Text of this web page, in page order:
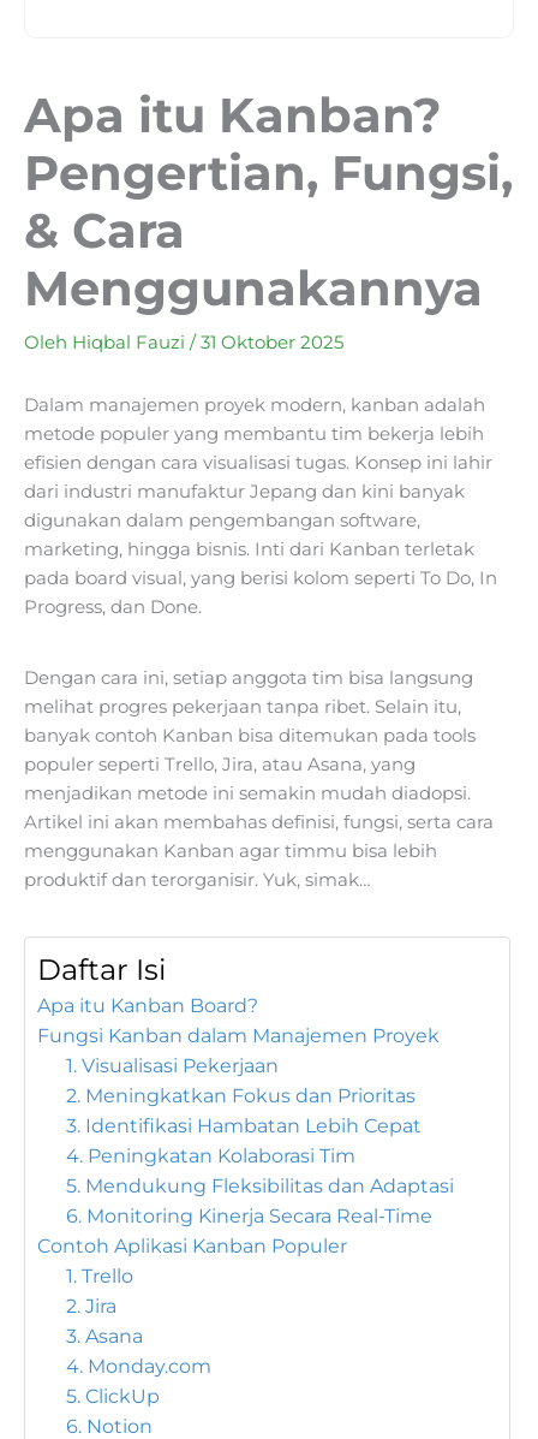
Apa itu Kanban?
Pengertian, Fungsi,
& Cara
Menggunakannya
Oleh Hiqbal Fauzi /31 Oktober 2025
Dalam manajemen proyek modern, kanban adalah
metode populer yang membantu tim bekerja lebih
efisien dengan cara visualisasi tugas. Konsep ini lahir
dari industri manufaktur Jepang dan kini banyak
digunakan dalam pengembangan software,
marketing, hingga bisnis. Inti dari Kanban terletak
pada board visual, yang berisi kolom seperti To Do, In
Progress, dan Done.
Dengan cara ini, setiap anggota tim bisa langsung
melihat progres pekerjaan tanpa ribet. Selain itu,
banyak contoh Kanban bisa ditemukan pada tools
populer seperti Trello, Jira, atau Asana, yang
menjadikan metode ini semakin mudah diadopsi.
Artikel ini akan membahas definisi, fungsi, serta cara
menggunakan Kanban agar timmu bisa lebih
produktif dan terorganisir. Yuk, simak…
Daftar Isi
Apa itu Kanban Board?
Fungsi Kanban dalam Manajemen Proyek
1. Visualisasi Pekerjaan
2. Meningkatkan Fokus dan Prioritas
3. Identifikasi Hambatan Lebih Cepat
4. Peningkatan Kolaborasi Tim
5. Mendukung Fleksibilitas dan Adaptasi
6. Monitoring Kinerja Secara Real-Time
Contoh Aplikasi Kanban Populer
1. Trello
2. Jira
3. Asana
4. Monday.com
5. ClickUp
6. Notion